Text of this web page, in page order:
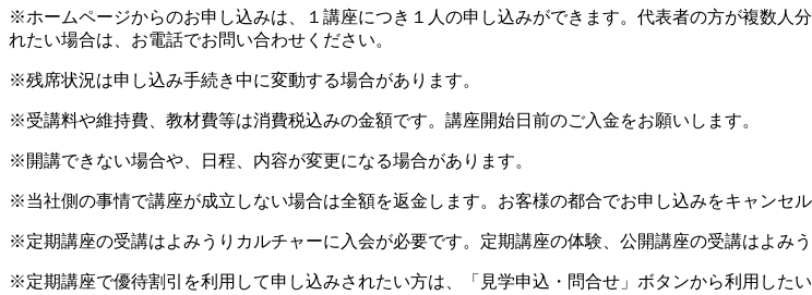
※ホームページからのお申し込みは、１講座につき１人の申し込みができます。代表者の方が複数人
れたい場合は、お電話でお問い合わせください。
※残席状況は申し込み手続き中に変動する場合があります。
※受講料や維持費、教材費等は消費税込みの金額です。講座開始日前のご入金をお願いします。
※開講できない場合や、日程、内容が変更になる場合があります。
※当社側の事情で講座が成立しない場合は全額を返金します。お客様の都合でお申し込みをキャンセ
※定期講座の受講はよみうりカルチャーに入会が必要です。定期講座の体験、公開講座の受講はよみ
※定期講座で優待割引を利用して申し込みされたい方は、「見学申込・問合せ」ボタンから利用した